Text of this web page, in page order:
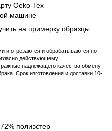
Oeko-Tex
машине
на примерку образцы
и отрезаются и обрабатываются по
действующему
надлежащего качества обмену
Срок изготовления и доставки 10-
полиэстер